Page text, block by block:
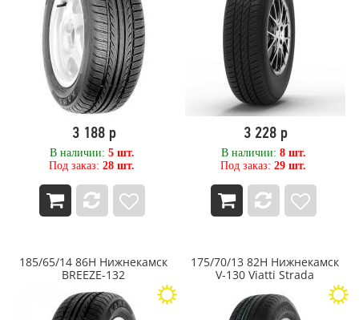
380
385
395
4
4,50
400
43
440
445
5
Hankook Laufenn
HEADWAY
Hifly
HILO
IKON
Ikon Tyres
Ikon Tyres (Nokian Tyres)
Inroad
Kama
KAMA PRO ЦМК
KAVIR TIRE
Kingboss
Kingnate
Kleber
3 188 р
В наличии: 5 шт.
Под заказ:28 шт.
3 228 р
В наличии: 8 шт.
Под заказ:29 шт.
185/65/14 86H Нижнекамск
BREEZE-132
175/70/13 82H Нижнекамск
V-130 Viatti Strada